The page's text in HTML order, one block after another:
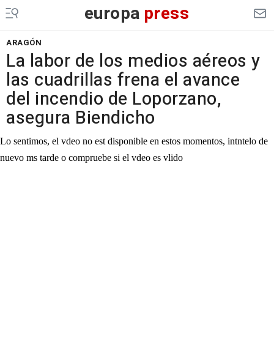
europa press
ARAGÓN
La labor de los medios aéreos y
las cuadrillas frena el avance
del incendio de Loporzano,
asegura Biendicho